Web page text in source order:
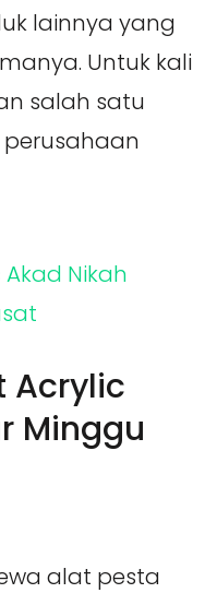
lainnya yang
Untuk kali
salah satu
perusahaan
Acrylic
Minggu
alat pesta